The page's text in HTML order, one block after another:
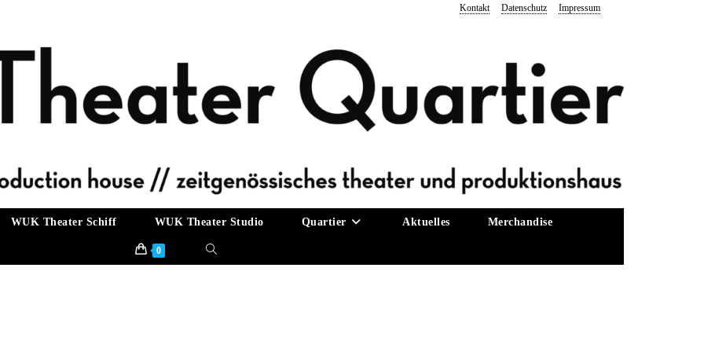
Kontakt Datenschutz Impressum
WUK Theater Schiff WUK Theater Studio Quartier Aktuelles Merchandise
0 Website-